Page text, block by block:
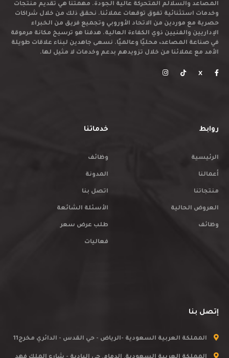
المصاعد والسلالم المتحركة عالية الجودة. مهمتنا هي تقديم منتجات
وخدمات استثنائية تفوق توقعات عملائنا. نحقق ذلك من خلال شراكات
حصرية مع موردين من الاتحاد الأوروبي وتجميع فريق من الخبراء
الإداريين والفنيين ذوي الكفاءة العالية. هدفنا هو ترسيخ مكانة مرموقة
في صناعة المصاعد، محليًا وعالميًا. نسعى جاهدين لبناء علاقات طويلة
الأمد مع عملائنا من خلال تزويدهم بدعم وخدمات لا مثيل لها.
X
روابط
الرئيسية
أعمالنا
منتجاتنا
العروض الحالية
وظائف
خدماتنا
وظائف
المدونة
اتصل بنا
الأسئلة الشائعة
طلب عرض سعر
فعاليات
إتصل بنا
المملكة العربية السعودية -الرياض - حي القدس - الدائري مخرج11